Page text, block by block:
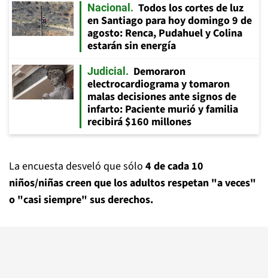
Nacional
Todos los cortes de luz
en Santiago para hoy domingo 9 de
agosto: Renca, Pudahuel y Colina
estarán sin energía
Judicial
Demoraron
electrocardiograma y tomaron
malas decisiones ante signos de
infarto: Paciente murió y familia
recibirá $160 millones
La encuesta desveló que sólo 4 de cada 10
niños/niñas creen que los adultos respetan "a veces"
o "casi siempre" sus derechos.